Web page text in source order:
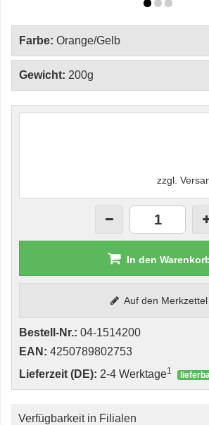
Farbe: Orange/Gelb
Gewicht: 200g
zzgl.
In den
Auf den Merkzettel
Bestell-Nr.: 04-1514200
EAN: 4250789802753
Lieferzeit (DE): 2-4 Werktage1
Verfügbarkeit in Filialen